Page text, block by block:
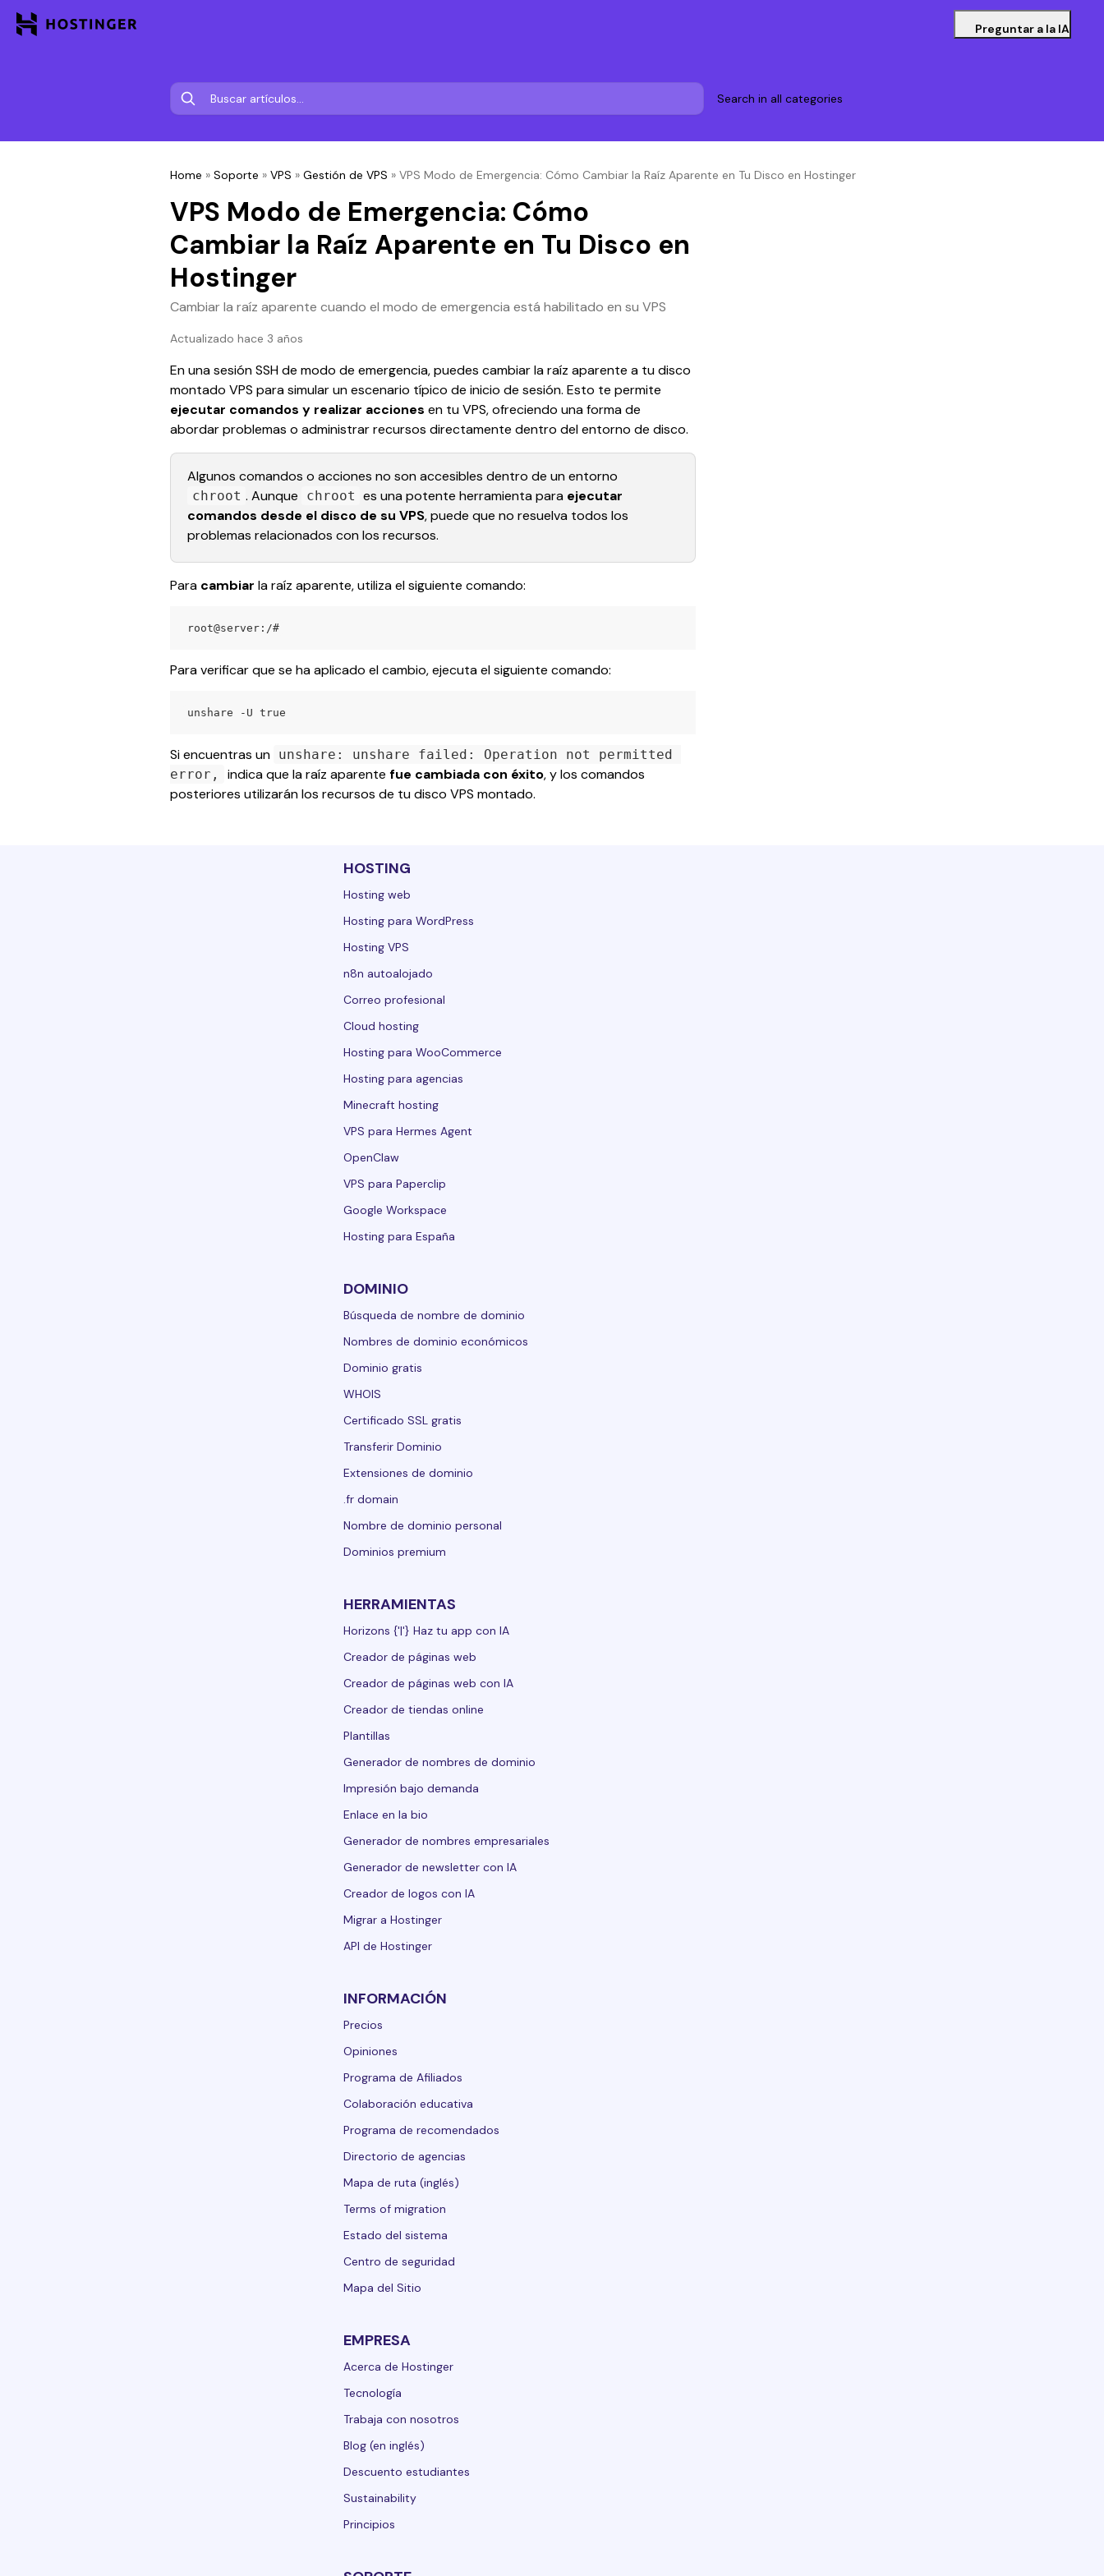
Preguntar a la IA
Search in all categories
Home » Soporte » VPS » Gestión de VPS » VPS Modo de Emergencia: Cómo Cambiar la Raíz Aparente en Tu Disco en Hostinger
VPS Modo de Emergencia: Cómo
Cambiar la Raíz Aparente en Tu Disco en
Hostinger
Cambiar la raíz aparente cuando el modo de emergencia está habilitado en su VPS
Actualizado hace 3 años
En una sesión SSH de modo de emergencia, puedes cambiar la raíz aparente a tu disco
montado VPS para simular un escenario típico de inicio de sesión. Esto te permite
ejecutar comandos y realizar acciones en tu VPS, ofreciendo una forma de
abordar problemas o administrar recursos directamente dentro del entorno de disco.
Algunos comandos o acciones no son accesibles dentro de un entorno
chroot . Aunque chroot es una potente herramienta para ejecutar
comandos desde el disco de su VPS, puede que no resuelva todos los
problemas relacionados con los recursos.
Para cambiar la raíz aparente, utiliza el siguiente comando:
root@server:/#
Para verificar que se ha aplicado el cambio, ejecuta el siguiente comando:
unshare -U true
Si encuentras un unshare: unshare failed: Operation not permitted
error,
indica que la raíz aparente fue cambiada con éxito, y los comandos
posteriores utilizarán los recursos de tu disco VPS montado.
HOSTING
Hosting web
Hosting para WordPress
Hosting VPS
n8n autoalojado
Correo profesional
Cloud hosting
Hosting para WooCommerce
Hosting para agencias
Minecraft hosting
VPS para Hermes Agent
OpenClaw
VPS para Paperclip
Google Workspace
Hosting para España
DOMINIO
Búsqueda de nombre de dominio
Nombres de dominio económicos
Dominio gratis
WHOIS
Certificado SSL gratis
Transferir Dominio
Extensiones de dominio
.fr domain
Nombre de dominio personal
Dominios premium
HERRAMIENTAS
Horizons {'|'} Haz tu app con IA
Creador de páginas web
Creador de páginas web con IA
Creador de tiendas online
Plantillas
Generador de nombres de dominio
Impresión bajo demanda
Enlace en la bio
Generador de nombres empresariales
Generador de newsletter con IA
Creador de logos con IA
Migrar a Hostinger
API de Hostinger
INFORMACIÓN
Precios
Opiniones
Programa de Afiliados
Colaboración educativa
Programa de recomendados
Directorio de agencias
Mapa de ruta (inglés)
Terms of migration
Estado del sistema
Centro de seguridad
Mapa del Sitio
EMPRESA
Acerca de Hostinger
Tecnología
Trabaja con nosotros
Blog (en inglés)
Descuento estudiantes
Sustainability
Principios